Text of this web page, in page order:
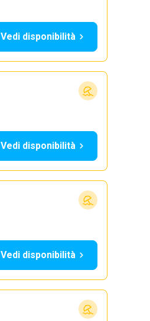
Vedi disponibilità
Vedi disponibilità
Vedi disponibilità